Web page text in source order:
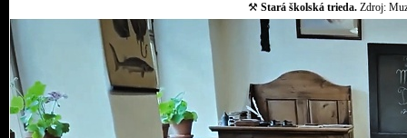
⚒ Stará školská trieda. Zdroj: